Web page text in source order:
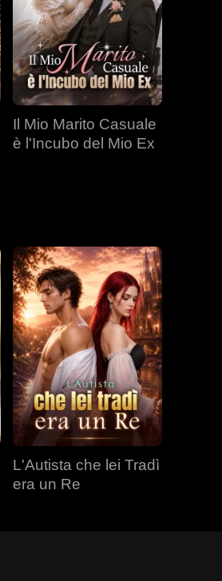
Il Mio Marito Casuale
è l'Incubo del Mio Ex
L'Autista che lei Tradì
era un Re